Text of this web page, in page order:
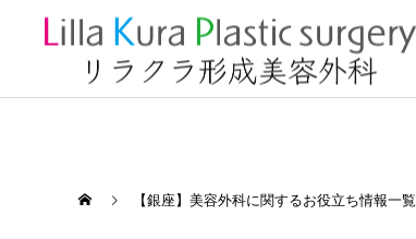
【銀座】美容外科に関するお役立ち情報一覧